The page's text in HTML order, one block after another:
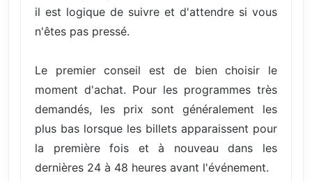
il est logique de suivre et d'attendre si vous
n'êtes pas pressé.
Le premier conseil est de bien choisir le
moment d'achat. Pour les programmes très
demandés, les prix sont généralement les
plus bas lorsque les billets apparaissent pour
la première fois et à nouveau dans les
dernières 24 à 48 heures avant l'événement.